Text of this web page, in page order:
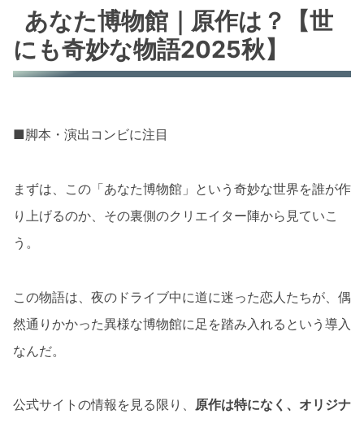
あなた博物館｜原作は？【世
にも奇妙な物語2025秋】
■脚本・演出コンビに注目
まずは、この「あなた博物館」という奇妙な世界を誰が作
り上げるのか、その裏側のクリエイター陣から見ていこ
う。
この物語は、夜のドライブ中に道に迷った恋人たちが、偶
然通りかかった異様な博物館に足を踏み入れるという導入
なんだ。
公式サイトの情報を見る限り、 原作は特になく、オリジナ